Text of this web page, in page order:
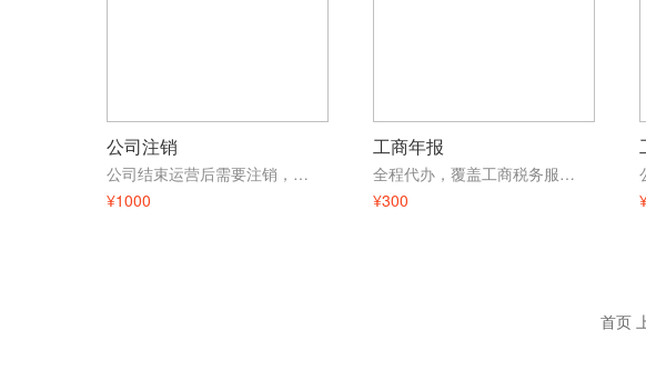
公司注销
公司结束运营后需要注销，多种注销业务专人办理，解决企业难题！
¥1000
工商年报
全程代办，覆盖工商税务服务全过程
¥300
首页